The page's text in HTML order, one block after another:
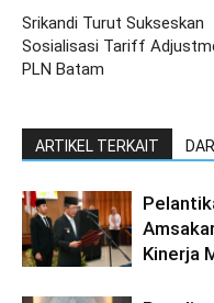
Srikandi Turut Sukseskan
Sosialisasi Tariff
PLN Batam
ARTIKEL TERKAIT
Kinerja